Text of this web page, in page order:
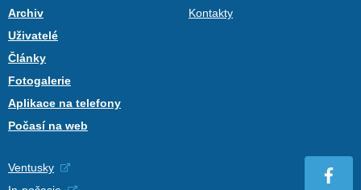
Archiv
Uživatelé
Články
Fotogalerie
Aplikace na telefony
Počasí na web
Kontakty
Ventusky